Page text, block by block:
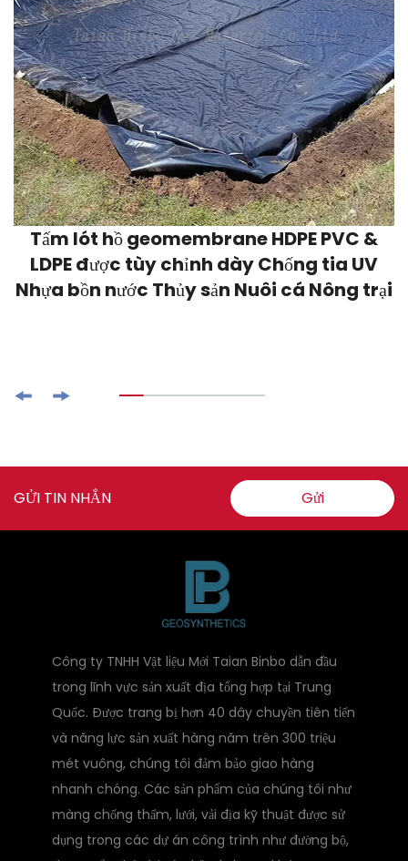
Tấm lót hồ geomembrane HDPE PVC &
LDPE được tùy chỉnh dày Chống tia UV
Nhựa bồn nước Thủy sản Nuôi cá Nông trại
GỬI TIN NHẮN Gửi
Công ty TNHH Vật liệu Mới Taian Binbo dẫn đầu
trong lĩnh vực sản xuất địa tổng hợp tại Trung
Quốc. Được trang bị hơn 40 dây chuyền tiên tiến
và năng lực sản xuất hàng năm trên 300 triệu
mét vuông, chúng tôi đảm bảo giao hàng
nhanh chóng. Các sản phẩm của chúng tôi như
màng chống thấm, lưới, vải địa kỹ thuật được sử
dụng trong các dự án công trình như đường bộ,